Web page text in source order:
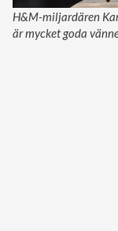
H&M-miljardären
är mycket goda